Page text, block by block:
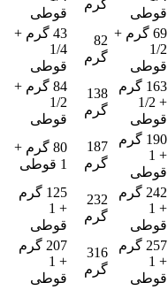
قوطی
گرم
قوطی
69 گرم +
1/2
قوطی
82
گرم
43 گرم +
1/4
قوطی
163 گرم
+ 1/2
قوطی
138
گرم
84 گرم +
1/2
قوطی
190 گرم
+ 1
قوطی
187
گرم
80 گرم +
1 قوطی
242 گرم
+ 1
قوطی
232
گرم
125 گرم
+ 1
قوطی
257 گرم
+ 1
قوطی
316
گرم
207 گرم
+ 1
قوطی